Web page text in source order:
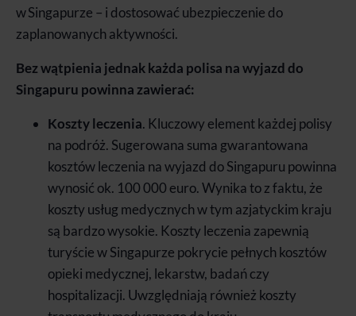
w Singapurze – i dostosować ubezpieczenie do
zaplanowanych aktywności.
Bez wątpienia jednak każda polisa na wyjazd do
Singapuru powinna zawierać:
Koszty leczenia. Kluczowy element każdej polisy
na podróż. Sugerowana suma gwarantowana
kosztów leczenia na wyjazd do Singapuru powinna
wynosić ok. 100 000 euro. Wynika to z faktu, że
koszty usług medycznych w tym azjatyckim kraju
są bardzo wysokie. Koszty leczenia zapewnią
turyście w Singapurze pokrycie pełnych kosztów
opieki medycznej, lekarstw, badań czy
hospitalizacji. Uwzględniają również koszty